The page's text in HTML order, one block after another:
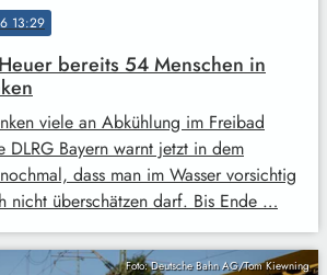
13:29
bereits 54 Menschen in
viele an Abkühlung im Freibad
DLRG Bayern warnt jetzt in dem
dass man im Wasser vorsichtig
nicht überschätzen darf. Bis Ende …
Foto: Deutsche Bahn AG/Tom Kiewning